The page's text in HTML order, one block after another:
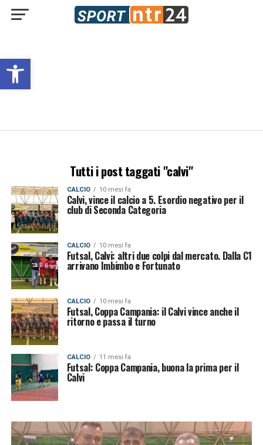
Open toolbar
Tutti i post taggati "calvi"
CALCIO 10 mesi fa
Calvi, vince il calcio a 5. Esordio negativo per il
club di Seconda Categoria
CALCIO 10 mesi fa
Futsal, Calvi: altri due colpi dal mercato. Dalla C1
arrivano Imbimbo e Fortunato
CALCIO 10 mesi fa
Futsal, Coppa Campania: il Calvi vince anche il
ritorno e passa il turno
CALCIO 11 mesi fa
Futsal: Coppa Campania, buona la prima per il
Calvi